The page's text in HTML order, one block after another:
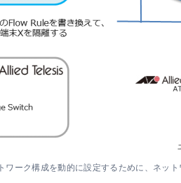
ク構成を動的に設定するために、ネッ